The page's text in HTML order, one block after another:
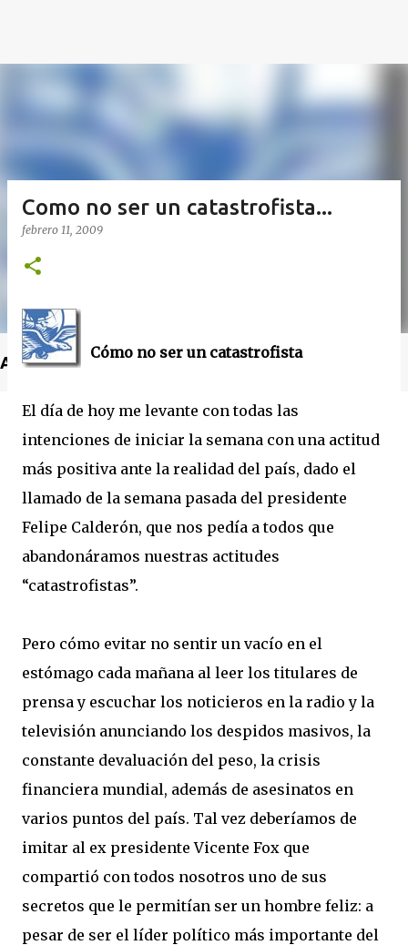
Anuncio
Como no ser un catastrofista...
febrero 11, 2009
Cómo no ser un catastrofista
El día de hoy me levante con todas las
intenciones de iniciar la semana con una actitud
más positiva ante la realidad del país, dado el
llamado de la semana pasada del presidente
Felipe Calderón, que nos pedía a todos que
abandonáramos nuestras actitudes
“catastrofistas”.
Pero cómo evitar no sentir un vacío en el
estómago cada mañana al leer los titulares de
prensa y escuchar los noticieros en la radio y la
televisión anunciando los despidos masivos, la
constante devaluación del peso, la crisis
financiera mundial, además de asesinatos en
varios puntos del país. Tal vez deberíamos de
imitar al ex presidente Vicente Fox que
compartió con todos nosotros uno de sus
secretos que le permitían ser un hombre feliz: a
pesar de ser el líder político más importante del